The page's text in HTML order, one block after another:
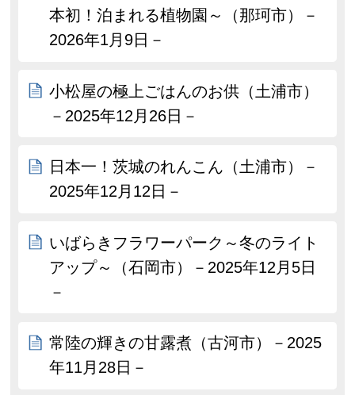
本初！泊まれる植物園～（那珂市）－
2026年1月9日－
小松屋の極上ごはんのお供（土浦市）
－2025年12月26日－
日本一！茨城のれんこん（土浦市）－
2025年12月12日－
いばらきフラワーパーク～冬のライト
アップ～（石岡市）－2025年12月5日
－
常陸の輝きの甘露煮（古河市）－2025
年11月28日－